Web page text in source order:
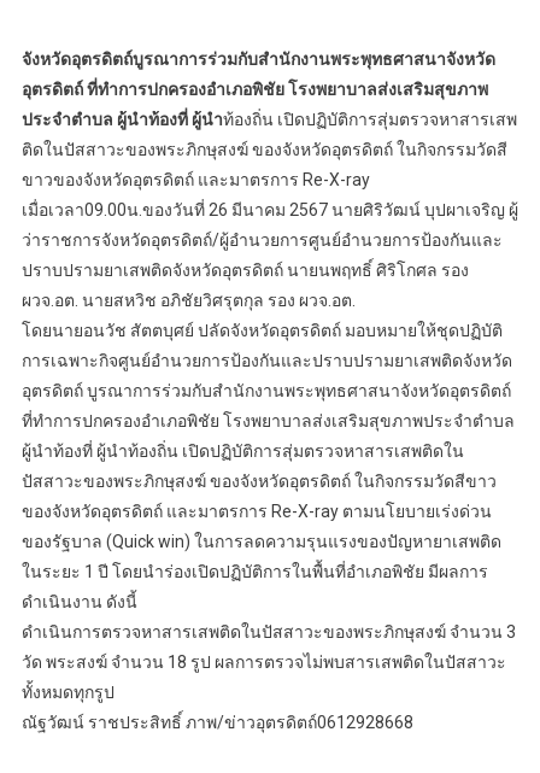
จังหวัดอุตรดิตถ์​บูรณาการร่วมกับสำนักงานพระพุทธศาสนาจังหวัด
อุตรดิตถ์ ที่ทำการปกครองอำเภอพิชัย โรงพยาบาลส่งเสริมสุขภาพ
ประจำตำบล ผู้นำท้องที่ ผู้นำท้องถิ่น เปิดปฏิบัติการสุ่มตรวจหาสารเสพ
ติดในปัสสาวะของพระภิกษุสงฆ์ ของจังหวัดอุตรดิตถ์ ในกิจกรรมวัดสี
ขาวของจังหวัดอุตรดิตถ์ และมาตรการ Re-X-ray
เมื่อเวลา09.00​น.ของวันที่ 26 มีนาคม 2567 นายศิริวัฒน์ บุปผาเจริญ ผู้
ว่าราชการจังหวัดอุตรดิตถ์/ผู้อำนวยการศูนย์อำนวยการป้องกันและ
ปราบปรามยาเสพติดจังหวัดอุตรดิตถ์ นายนพฤทธิ์ ศิริโกศล รอง
ผวจ.อต. นายสหวิช อภิชัยวิศรุตกุล รอง ผวจ.อต.
โดยนายอนวัช สัตตบุศย์ ปลัดจังหวัดอุตรดิตถ์ มอบหมายให้ชุดปฏิบัติ
การเฉพาะกิจศูนย์อำนวยการป้องกันและปราบปรามยาเสพติดจังหวัด
อุตรดิตถ์ บูรณาการร่วมกับสำนักงานพระพุทธศาสนาจังหวัดอุตรดิตถ์
ที่ทำการปกครองอำเภอพิชัย โรงพยาบาลส่งเสริมสุขภาพประจำตำบล
ผู้นำท้องที่ ผู้นำท้องถิ่น เปิดปฏิบัติการสุ่มตรวจหาสารเสพติดใน
ปัสสาวะของพระภิกษุสงฆ์ ของจังหวัดอุตรดิตถ์ ในกิจกรรมวัดสีขาว
ของจังหวัดอุตรดิตถ์ และมาตรการ Re-X-ray ตามนโยบายเร่งด่วน
ของรัฐบาล (Quick win) ในการลดความรุนแรงของปัญหายาเสพติด
ในระยะ 1 ปี โดยนำร่องเปิดปฏิบัติการในพื้นที่อำเภอพิชัย มีผลการ
ดำเนินงาน ดังนี้
ดำเนินการตรวจหาสารเสพติดในปัสสาวะของพระภิกษุสงฆ์ จำนวน 3
วัด พระสงฆ์ จำนวน 18 รูป ผลการตรวจไม่พบสารเสพติดในปัสสาวะ
ทั้งหมดทุกรูป
ณัฐวัฒน์​ ราช​ประสิทธิ์​ ภาพ/ข่าว​อุตรดิตถ์​0612928668